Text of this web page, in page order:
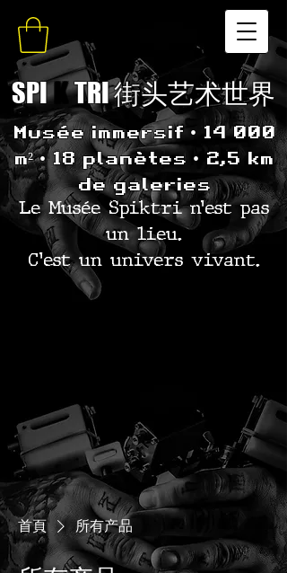
SPIKTRI 街头艺术世界
Musée immersif • 14 000
m² • 18 planètes • 2,5 km
de galeries
Le Musée Spiktri n’est pas
un lieu.
C’est un univers vivant.
首頁 所有产品